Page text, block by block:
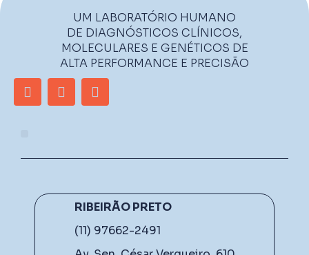
UM LABORATÓRIO HUMANO
DE DIAGNÓSTICOS CLÍNICOS,
MOLECULARES E GENÉTICOS DE
ALTA PERFORMANCE E PRECISÃO
RIBEIRÃO PRETO
(11) 97662-2491